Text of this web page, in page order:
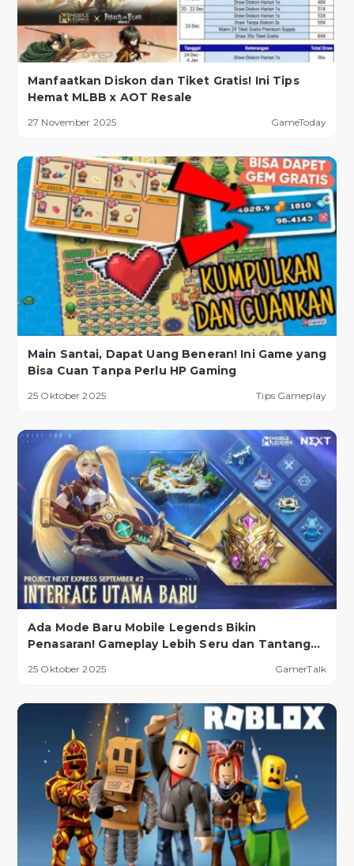
Manfaatkan Diskon dan Tiket Gratis! Ini Tips
Hemat MLBB x AOT Resale
27 November 2025 GameToday
Main Santai, Dapat Uang Beneran! Ini Game yang
Bisa Cuan Tanpa Perlu HP Gaming
25 Oktober 2025 Tips Gameplay
Ada Mode Baru Mobile Legends Bikin
Penasaran! Gameplay Lebih Seru dan Tantangan
25 Oktober 2025 GamerTalk